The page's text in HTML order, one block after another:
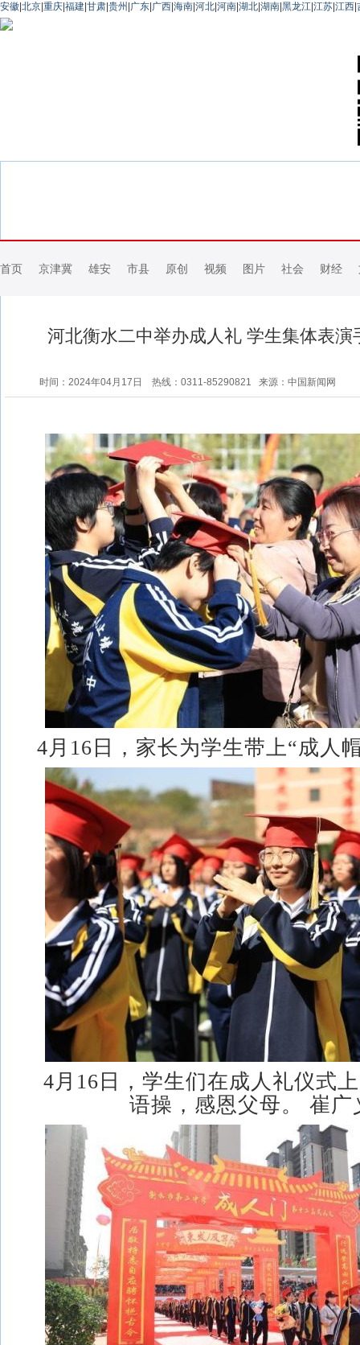
安徽 北京 重庆 福建 甘肃 贵州 广东 广西 海南 河北 河南 湖北 湖南 黑龙江 江苏 江西
首页 京津冀 雄安 市县 原创 视频 图片 社会 财经
河北衡水二中举办成人礼 学生集体表演
时间：2024年04月17日 热线：0311-85290821 来源：中国新闻网
4月16日，家长为学生带上“成人
4月16日，学生们在成人礼仪式
语操，感恩父母。 崔广